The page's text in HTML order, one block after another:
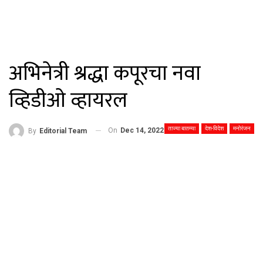
अभिनेत्री श्रद्धा कपूरचा नवा
व्हिडीओ व्हायरल
ताज्या बातम्या देश-विदेश मनोरंजन
By Editorial Team On Dec 14, 2022